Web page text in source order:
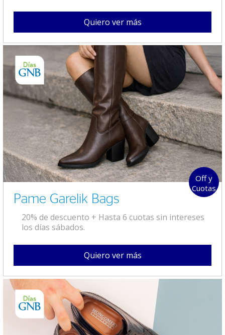
Quiero ver más
Off y
Cuotas
Pame Garelik Bags
20% de descuento + Hasta 6 cuotas sin intereses
los días sábados.
Quiero ver más